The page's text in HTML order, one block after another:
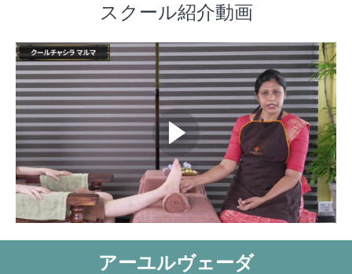
スクール紹介動画
アーユルヴェーダ